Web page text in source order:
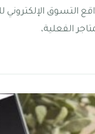
التسوق
الفعلية،